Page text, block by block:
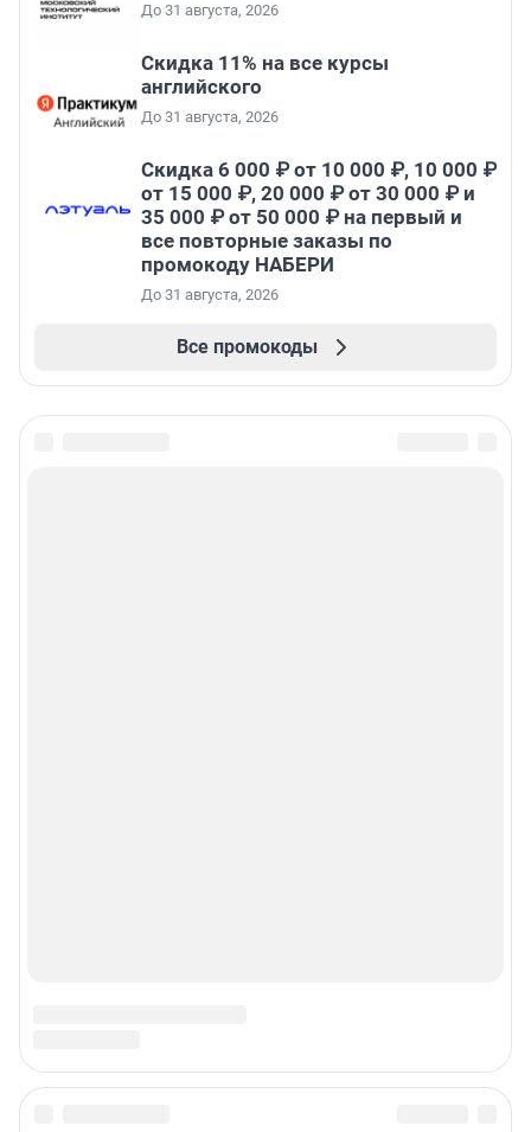
До 31 августа, 2026
Скидка 11% на все курсы
английского
До 31 августа, 2026
Скидка 6 000 ₽ от 10 000 ₽, 10 000 ₽
от 15 000 ₽, 20 000 ₽ от 30 000 ₽ и
35 000 ₽ от 50 000 ₽ на первый и
все повторные заказы по
промокоду НАБЕРИ
До 31 августа, 2026
Все промокоды